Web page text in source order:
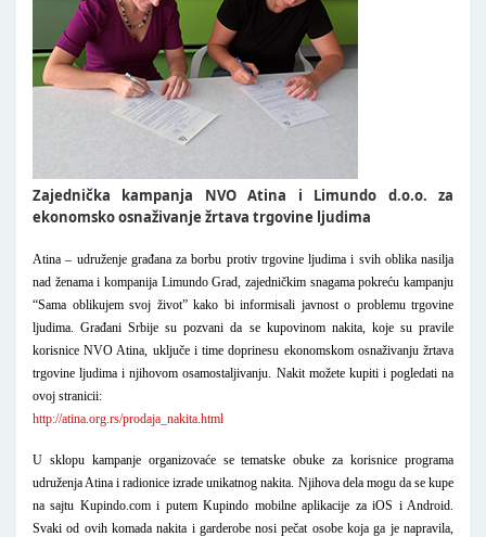
Zajednička kampanja NVO Atina i Limundo d.o.o. za
ekonomsko osnaživanje žrtava trgovine ljudima
Atina – udruženje građana za borbu protiv trgovine ljudima i svih oblika nasilja
nad ženama i kompanija Limundo Grad, zajedničkim snagama pokreću kampanju
“Sama oblikujem svoj život” kako bi informisali javnost o problemu trgovine
ljudima. Građani Srbije su pozvani da se kupovinom nakita, koje su pravile
korisnice NVO Atina, uključe i time doprinesu ekonomskom osnaživanju žrtava
trgovine ljudima i njihovom osamostaljivanju. Nakit možete kupiti i pogledati na
ovoj stranicii:
http://atina.org.rs/prodaja_nakita.html
U sklopu kampanje organizovaće se tematske obuke za korisnice programa
udruženja Atina i radionice izrade unikatnog nakita. Njihova dela mogu da se kupe
na sajtu Kupindo.com i putem Kupindo mobilne aplikacije za iOS i Android.
Svaki od ovih komada nakita i garderobe nosi pečat osobe koja ga je napravila,